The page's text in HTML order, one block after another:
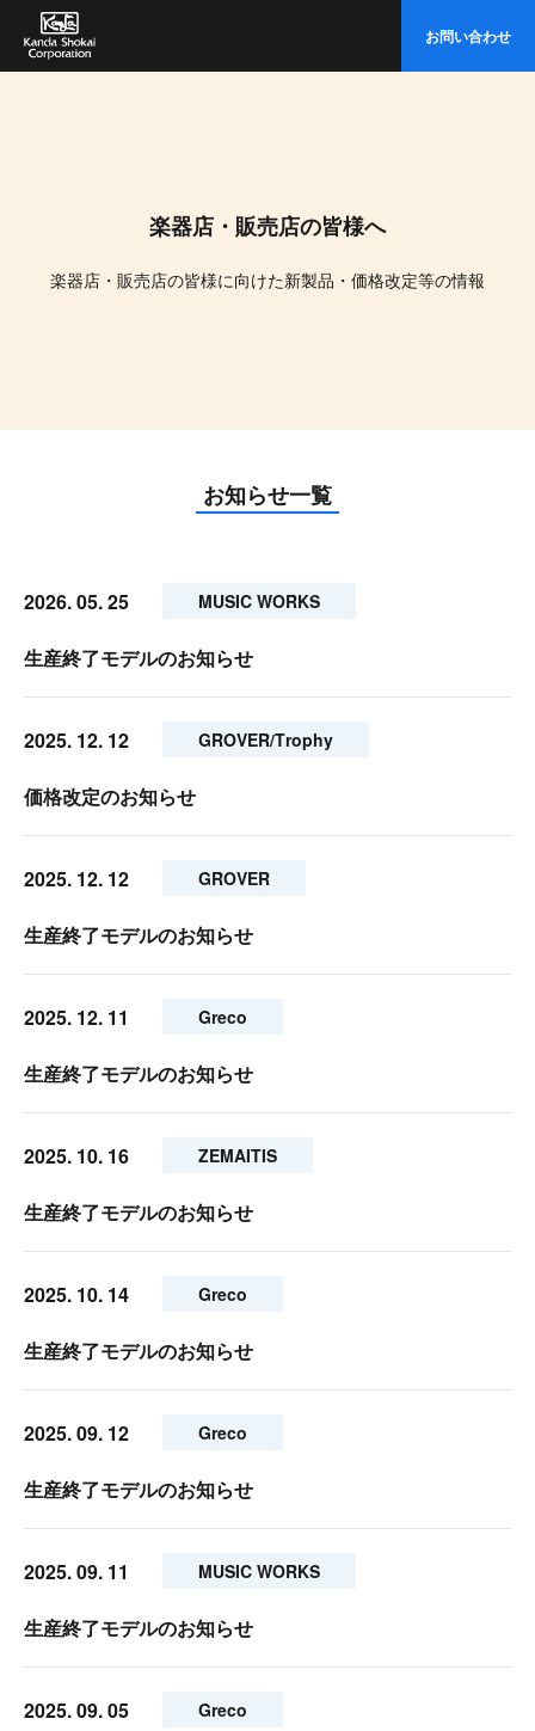
イ
ト
内
お問い合わせ
楽器店・販売店の皆様へ
楽器店・販売店の皆様に向けた新製品・価格改定等の情報
お知らせ一覧
2026. 05. 25 MUSIC WORKS
生産終了モデルのお知らせ
2025. 12. 12 GROVER/Trophy
価格改定のお知らせ
2025. 12. 12 GROVER
生産終了モデルのお知らせ
2025. 12. 11 Greco
生産終了モデルのお知らせ
2025. 10. 16 ZEMAITIS
生産終了モデルのお知らせ
2025. 10. 14 Greco
生産終了モデルのお知らせ
2025. 09. 12 Greco
生産終了モデルのお知らせ
2025. 09. 11 MUSIC WORKS
生産終了モデルのお知らせ
2025. 09. 05 Greco